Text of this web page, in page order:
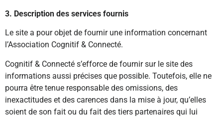
3. Description des services fournis
Le site a pour objet de fournir une information concernant
l’Association Cognitif & Connecté.
Cognitif & Connecté s’efforce de fournir sur le site des
informations aussi précises que possible. Toutefois, elle ne
pourra être tenue responsable des omissions, des
inexactitudes et des carences dans la mise à jour, qu’elles
soient de son fait ou du fait des tiers partenaires qui lui